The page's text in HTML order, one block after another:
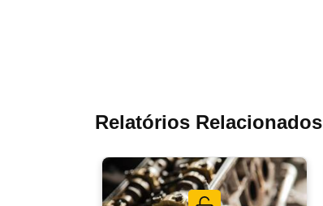
Relatórios Relacionados